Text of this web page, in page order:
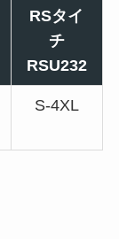
RSタイ
チ
RSU232
S-4XL